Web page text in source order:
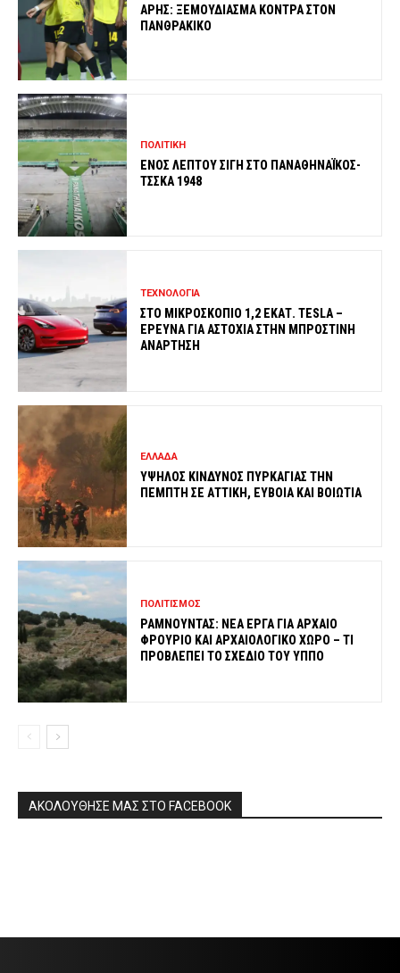
ΑΡΗΣ: ΞΕΜΟΥΔΙΑΣΜΑ ΚΟΝΤΡΑ ΣΤΟΝ
ΠΑΝΘΡΑΚΙΚΟ
ΠΟΛΙΤΙΚΗ
ΕΝΟΣ ΛΕΠΤΟΥ ΣΙΓΗ ΣΤΟ ΠΑΝΑΘΗΝΑΪΚΟΣ-
ΤΣΣΚΑ 1948
ΤΕΧΝΟΛΟΓΙΑ
ΣΤΟ ΜΙΚΡΟΣΚΟΠΙΟ 1,2 ΕΚΑΤ. TESLA –
ΕΡΕΥΝΑ ΓΙΑ ΑΣΤΟΧΙΑ ΣΤΗΝ ΜΠΡΟΣΤΙΝΗ
ΑΝΑΡΤΗΣΗ
ΕΛΛΑΔΑ
ΥΨΗΛΟΣ ΚΙΝΔΥΝΟΣ ΠΥΡΚΑΓΙΑΣ ΤΗΝ
ΠΕΜΠΤΗ ΣΕ ΑΤΤΙΚΗ, ΕΥΒΟΙΑ ΚΑΙ ΒΟΙΩΤΙΑ
ΠΟΛΙΤΙΣΜΟΣ
ΡΑΜΝΟΥΝΤΑΣ: ΝΕΑ ΕΡΓΑ ΓΙΑ ΑΡΧΑΙΟ
ΦΡΟΥΡΙΟ ΚΑΙ ΑΡΧΑΙΟΛΟΓΙΚΟ ΧΩΡΟ – ΤΙ
ΠΡΟΒΛΕΠΕΙ ΤΟ ΣΧΕΔΙΟ ΤΟΥ ΥΠΠΟ
ΑΚΟΛΟΥΘΗΣΕ ΜΑΣ ΣΤΟ FACEBOOK